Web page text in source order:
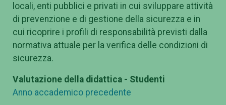
locali, enti pubblici e privati in cui sviluppare attività
di prevenzione e di gestione della sicurezza e in
cui ricoprire i profili di responsabilità previsti dalla
normativa attuale per la verifica delle condizioni di
sicurezza.
Valutazione della didattica - Studenti
Anno accademico precedente